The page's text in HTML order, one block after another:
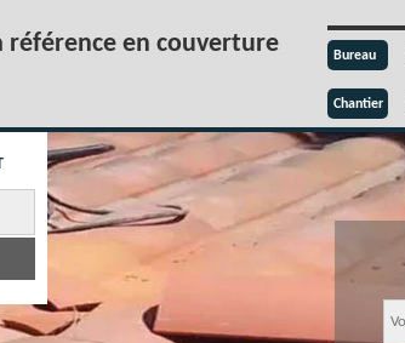
référence en couverture Bureau
Chantier